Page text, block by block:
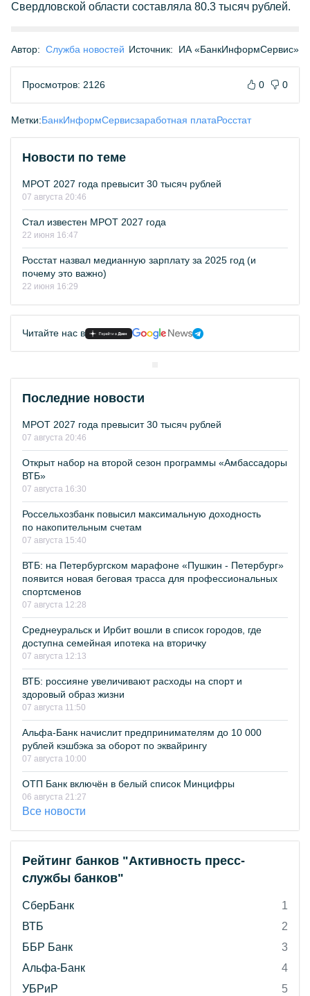
Свердловской области составляла 80.3 тысяч рублей.
Автор: Служба новостей Источник: ИА «БанкИнформСервис»
Просмотров: 2126 0 0
Метки:БанкИнформСервисзаработная платаРосстат
Новости по теме
МРОТ 2027 года превысит 30 тысяч рублей
07 августа 20:46
Стал известен МРОТ 2027 года
22 июня 16:47
Росстат назвал медианную зарплату за 2025 год (и
почему это важно)
22 июня 16:29
Читайте нас в
Последние новости
МРОТ 2027 года превысит 30 тысяч рублей
07 августа 20:46
Открыт набор на второй сезон программы «Амбассадоры
ВТБ»
07 августа 16:30
Россельхозбанк повысил максимальную доходность
по накопительным счетам
07 августа 15:40
ВТБ: на Петербургском марафоне «Пушкин - Петербург»
появится новая беговая трасса для профессиональных
спортсменов
07 августа 12:28
Среднеуральск и Ирбит вошли в список городов, где
доступна семейная ипотека на вторичку
07 августа 12:13
ВТБ: россияне увеличивают расходы на спорт и
здоровый образ жизни
07 августа 11:50
Альфа-Банк начислит предпринимателям до 10 000
рублей кэшбэка за оборот по эквайрингу
07 августа 10:00
ОТП Банк включён в белый список Минцифры
06 августа 21:27
Все новости
Рейтинг банков "Активность пресс-
службы банков"
СберБанк
1
ВТБ
2
ББР Банк
3
Альфа-Банк
4
УБРиР
5